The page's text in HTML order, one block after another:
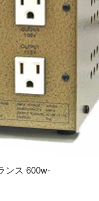
ンス 600w-